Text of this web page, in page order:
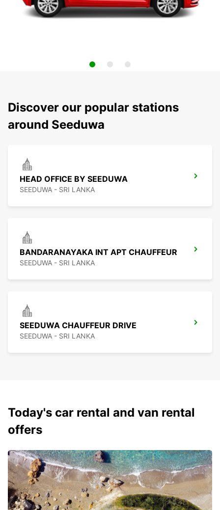
Discover our popular stations
around Seeduwa
HEAD OFFICE BY SEEDUWA
SEEDUWA - SRI LANKA
BANDARANAYAKA INT APT CHAUFFEUR
SEEDUWA - SRI LANKA
SEEDUWA CHAUFFEUR DRIVE
SEEDUWA - SRI LANKA
Today's car rental and van rental
offers